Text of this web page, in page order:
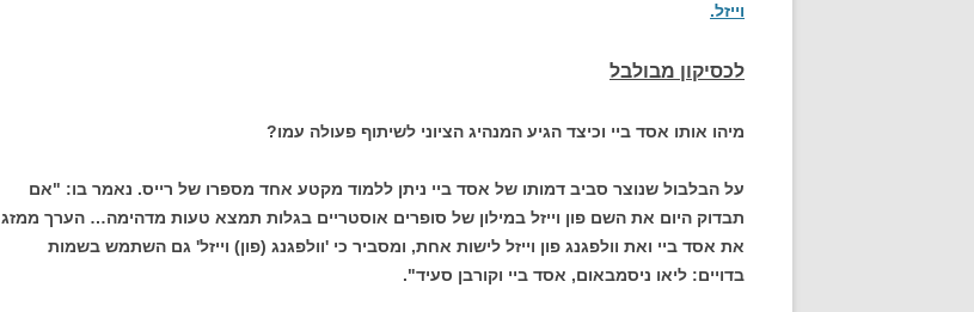
וייזל.
לכסיקון מבולבל
מיהו אותו אסד ביי וכיצד הגיע המנהיג הציוני לשיתוף פעולה עמו?
על הבלבול שנוצר סביב דמותו של אסד ביי ניתן ללמוד מקטע אחד מספרו של רייס. נאמר בו: "אם
תבדוק היום את השם פון וייזל במילון של סופרים אוסטריים בגלות תמצא טעות מדהימה… הערך ממזג
את אסד ביי ואת וולפגנג פון וייזל לישות אחת, ומסביר כי 'וולפגנג (פון) וייזל' גם השתמש בשמות
בדויים: ליאו ניסמבאום, אסד ביי וקורבן סעיד".